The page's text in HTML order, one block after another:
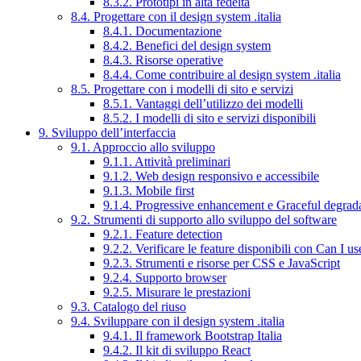
8.4. Progettare con il design system .italia
8.4.1. Documentazione
8.4.2. Benefici del design system
8.4.3. Risorse operative
8.4.4. Come contribuire al design system .italia
8.5. Progettare con i modelli di sito e servizi
8.5.1. Vantaggi dell’utilizzo dei modelli
8.5.2. I modelli di sito e servizi disponibili
9. Sviluppo dell’interfaccia
9.1. Approccio allo sviluppo
9.1.1. Attività preliminari
9.1.2. Web design responsivo e accessibile
9.1.3. Mobile first
9.1.4. Progressive enhancement e Graceful
9.2. Strumenti di supporto allo sviluppo del software
9.2.1. Feature detection
9.2.2. Verificare le feature disponibili con Can I
9.2.3. Strumenti e risorse per CSS e JavaScript
9.2.4. Supporto browser
9.2.5. Misurare le prestazioni
9.3. Catalogo del riuso
9.4. Sviluppare con il design system .italia
9.4.1. Il framework Bootstrap Italia
9.4.2. Il kit di sviluppo React